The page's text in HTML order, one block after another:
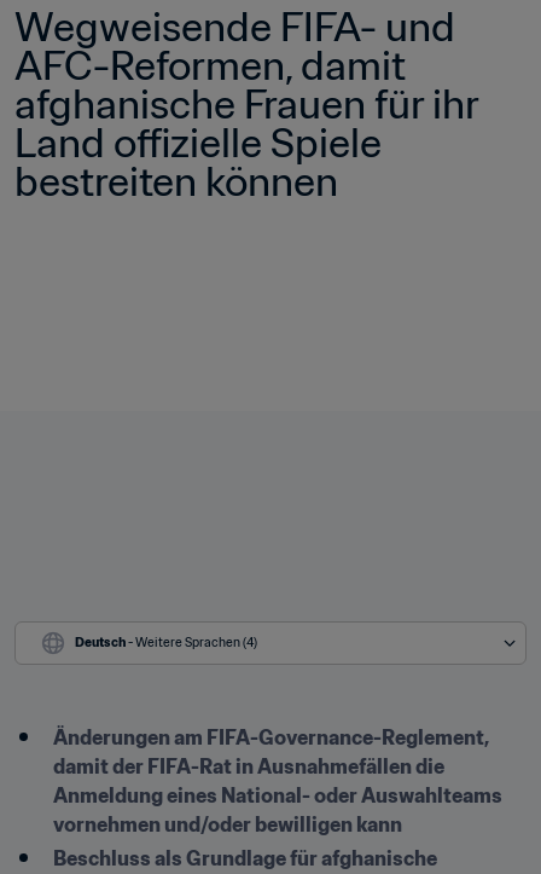
Wegweisende FIFA- und
AFC-Reformen, damit
afghanische Frauen für ihr
Land offizielle Spiele
bestreiten können
Deutsch - Weitere Sprachen (4)
Änderungen am FIFA-Governance-Reglement,
damit der FIFA-Rat in Ausnahmefällen die
Anmeldung eines National- oder Auswahlteams
vornehmen und/oder bewilligen kann
Beschluss als Grundlage für afghanische